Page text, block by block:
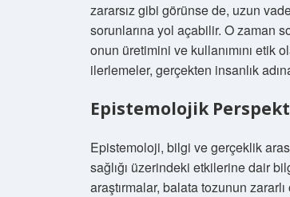
zararsız gibi görünse de, uzun
sorunlarına yol açabilir. O zaman
onun üretimini ve kullanımını etik
ilerlemeler, gerçekten insanlık
Epistemolojik
Epistemoloji, bilgi ve gerçeklik
sağlığı üzerindeki etkilerine dair
araştırmalar, balata tozunun